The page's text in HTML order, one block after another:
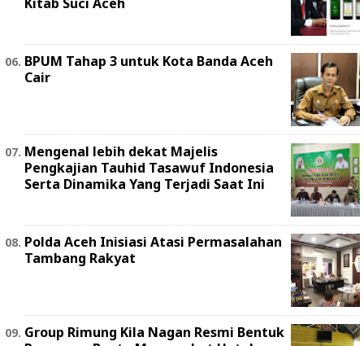
BPUM Tahap 3 untuk Kota Banda Aceh
Cair
Mengenal lebih dekat Majelis
Pengkajian Tauhid Tasawuf Indonesia
Serta Dinamika Yang Terjadi Saat Ini
Polda Aceh Inisiasi Atasi Permasalahan
Tambang Rakyat
Group Rimung Kila Nagan Resmi Bentuk